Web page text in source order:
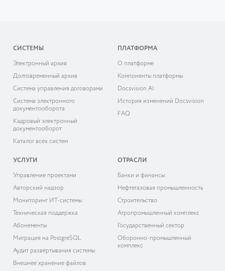
СИСТЕМЫ
Электронный архив
Долговременный архив
Система управления договорами
Система электронного
документооборота
Кадровый электронный
документооборот
Каталог всех систем
ПЛАТФОРМА
О платформе
Компоненты платформы
Docsvision AI
История изменений Docsvision
FAQ
УСЛУГИ
Управление проектами
Авторский надзор
Мониторинг ИТ-системы
Техническая поддержка
Абонементы
Миграция на PostgreSQL
Аудит развёртывания системы
Внешнее хранение файлов
ОТРАСЛИ
Банки и финансы
Нефтегазовая промышленность
Строительство
Агропромышленный комплекс
Государственный сектор
Оборонно-промышленный
комплекс